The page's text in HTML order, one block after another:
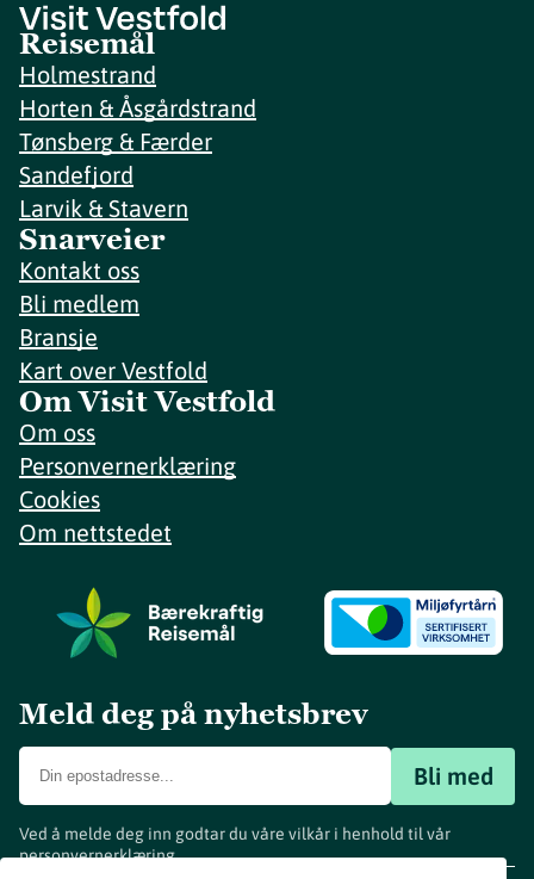
Reisemål
Holmestrand
Horten & Åsgårdstrand
Tønsberg & Færder
Sandefjord
Larvik & Stavern
Snarveier
Kontakt oss
Bli medlem
Bransje
Kart over Vestfold
Om Visit Vestfold
Om oss
Personvernerklæring
Cookies
Om nettstedet
Meld deg på nyhetsbrev
Bli med
Ved å melde deg inn godtar du våre vilkår i henhold til vår
personvernerklæring.